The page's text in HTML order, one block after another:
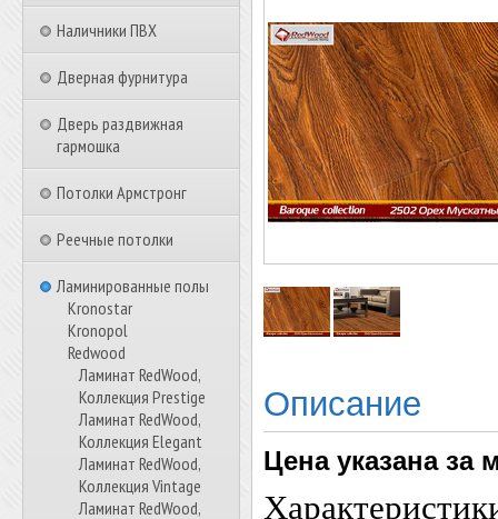
Наличники ПВХ
Дверная фурнитура
Дверь раздвижная
гармошка
Потолки Армстронг
Реечные потолки
Ламинированные полы
Kronostar
Kronopol
Redwood
Ламинат RedWood,
Коллекция Prestige
Ламинат RedWood,
Коллекция Elegant
Ламинат RedWood,
Коллекция Vintage
Ламинат RedWood,
Описание
Цена указана за